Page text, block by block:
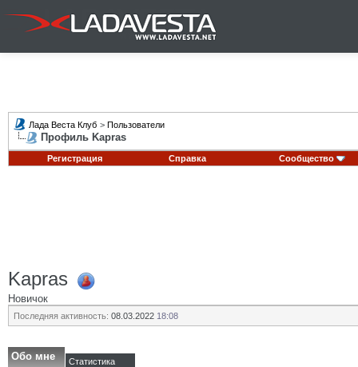
Лада Веста Клуб > Пользователи
Профиль Kapras
Регистрация Справка Сообщество
Kapras
Новичок
Последняя активность: 08.03.2022 18:08
Обо мне Статистика